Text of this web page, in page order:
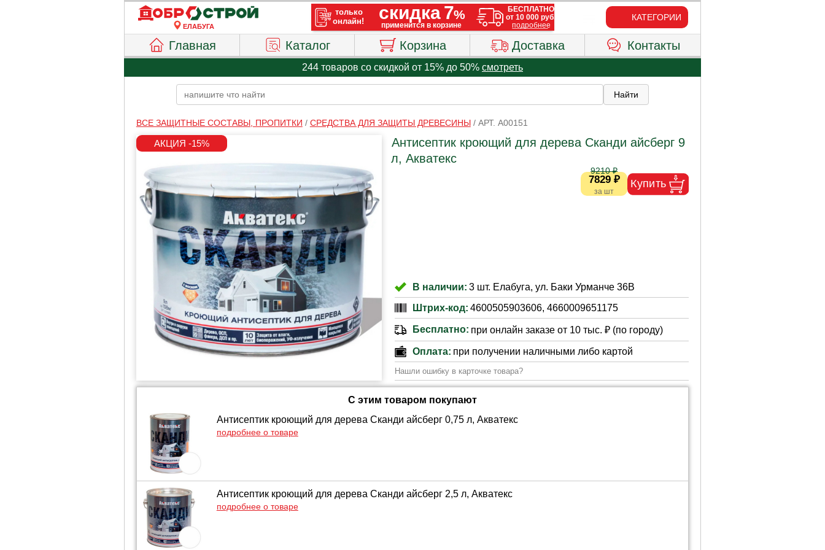
ЕЛАБУГА
КАТЕГОРИИ
Главная Каталог Корзина Доставка Контакты
244 товаров со скидкой от 15% до 50% смотреть
ВСЕ ЗАЩИТНЫЕ СОСТАВЫ, ПРОПИТКИ / СРЕДСТВА ДЛЯ ЗАЩИТЫ ДРЕВЕСИНЫ/ АРТ. A00151
Антисептик кроющий для дерева Сканди айсберг 9
л, Акватекс
7829 ₽
9210 ₽
В наличии: 3 шт. Елабуга, ул. Баки Урманче 36В
Штрих-код: 4600505903606, 4660009651175
Бесплатно: при онлайн заказе от 10 тыс. ₽ (по городу)
Оплата: при получении наличными либо картой
Нашли ошибку в карточке товара?
С этим товаром покупают
Антисептик кроющий для дерева Сканди айсберг 0,75 л, Акватекс
подробнее о товаре
Антисептик кроющий для дерева Сканди айсберг 2,5 л, Акватекс
подробнее о товаре